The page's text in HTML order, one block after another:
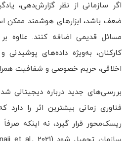
اگر سازمانی از نظر گزارش‌دهی،
ضعف باشد، ابزارهای هوشمند ممکن
مسائل قدیمی اضافه کنند. علاوه بر
کارکنان، به‌ویژه داده‌های پوشیدنی
اخلاقی، حریم خصوصی و شفافیت
بررسی‌های جدید درباره دیجیتالی
فناوری زمانی بیشترین اثر را
ریسک‌محور قرار گیرد، نه اینکه صرفاً